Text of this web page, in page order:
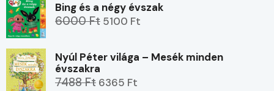
Bing és a négy évszak
6000 Ft 5100 Ft
Nyúl Péter világa – Mesék minden
évszakra
7488 Ft 6365 Ft